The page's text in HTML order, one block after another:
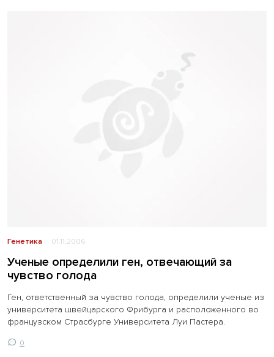
Генетика 01.11.2006
Ученые определили ген, отвечающий за
чувство голода
Ген, ответственный за чувство голода, определили ученые из
университета швейцарского Фрибурга и расположенного во
французском Страсбурге Университета Луи Пастера.
0